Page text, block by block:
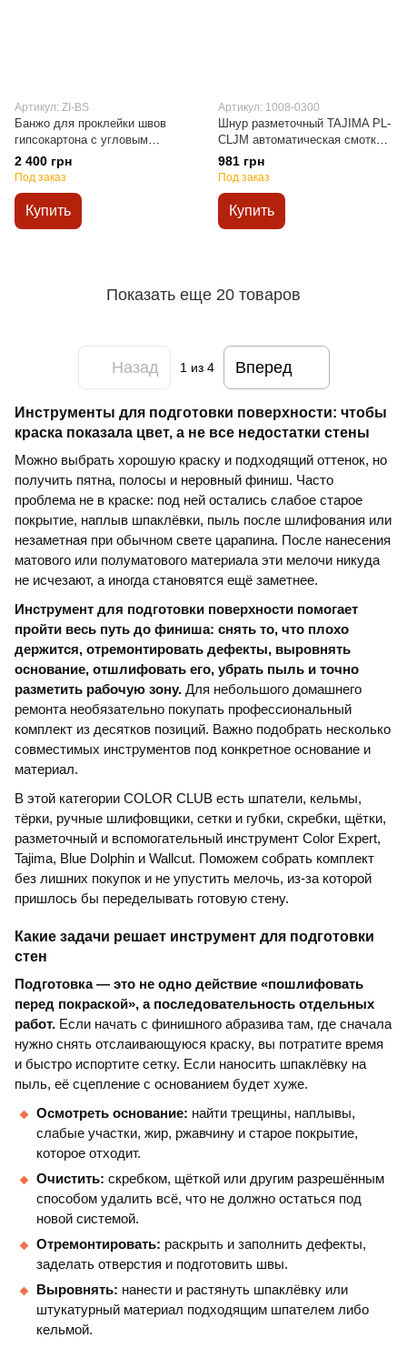
Артикул: ZI-BS
Банжо для проклейки швов
гипсокартона с угловым
роликом Taping Tool Banjo
2 400 грн
Под заказ
Купить
Артикул: 1008-0300
Шнур разметочный TAJIMA PL-
CLJM автоматическая смотка
(порошковые чернила) 10 м
981 грн
Под заказ
Купить
Показать еще 20 товаров
Назад 1 из 4 Вперед
Инструменты для подготовки поверхности: чтобы
краска показала цвет, а не все недостатки стены
Можно выбрать хорошую краску и подходящий оттенок, но
получить пятна, полосы и неровный финиш. Часто
проблема не в краске: под ней остались слабое старое
покрытие, наплыв шпаклёвки, пыль после шлифования или
незаметная при обычном свете царапина. После нанесения
матового или полуматового материала эти мелочи никуда
не исчезают, а иногда становятся ещё заметнее.
Инструмент для подготовки поверхности помогает
пройти весь путь до финиша: снять то, что плохо
держится, отремонтировать дефекты, выровнять
основание, отшлифовать его, убрать пыль и точно
разметить рабочую зону. Для небольшого домашнего
ремонта необязательно покупать профессиональный
комплект из десятков позиций. Важно подобрать несколько
совместимых инструментов под конкретное основание и
материал.
В этой категории COLOR CLUB есть шпатели, кельмы,
тёрки, ручные шлифовщики, сетки и губки, скребки, щётки,
разметочный и вспомогательный инструмент Color Expert,
Tajima, Blue Dolphin и Wallcut. Поможем собрать комплект
без лишних покупок и не упустить мелочь, из-за которой
пришлось бы переделывать готовую стену.
Какие задачи решает инструмент для подготовки
стен
Подготовка — это не одно действие «пошлифовать
перед покраской», а последовательность отдельных
работ. Если начать с финишного абразива там, где сначала
нужно снять отслаивающуюся краску, вы потратите время
и быстро испортите сетку. Если наносить шпаклёвку на
пыль, её сцепление с основанием будет хуже.
Осмотреть основание: найти трещины, наплывы,
слабые участки, жир, ржавчину и старое покрытие,
которое отходит.
Очистить: скребком, щёткой или другим разрешённым
способом удалить всё, что не должно остаться под
новой системой.
Отремонтировать: раскрыть и заполнить дефекты,
заделать отверстия и подготовить швы.
Выровнять: нанести и растянуть шпаклёвку или
штукатурный материал подходящим шпателем либо
кельмой.